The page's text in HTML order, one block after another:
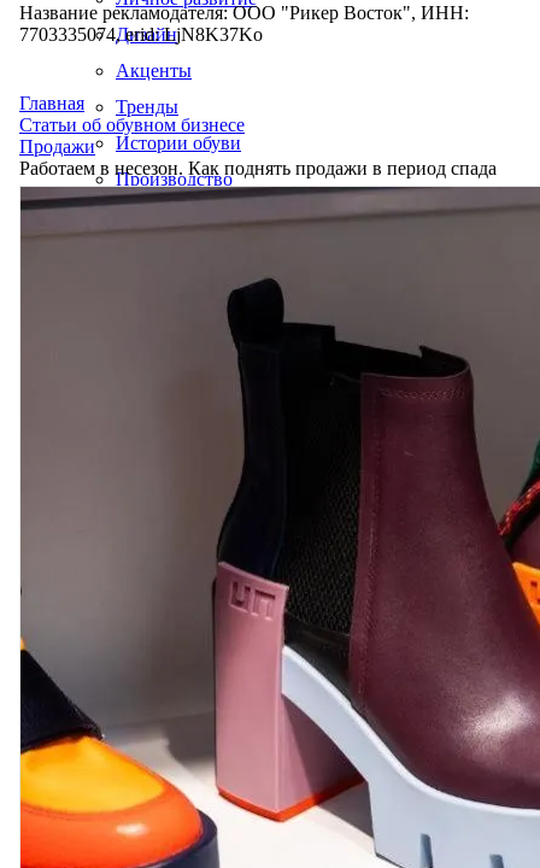
Дизайн
Акценты
Тренды
Истории обуви
Производство
Название рекламодателя: ООО "Рикер Восток", ИНН:
7703335074, erid: LjN8K37Ko
Главная
Статьи об обувном бизнесе
Продажи
Работаем в несезон. Как поднять продажи в период спада